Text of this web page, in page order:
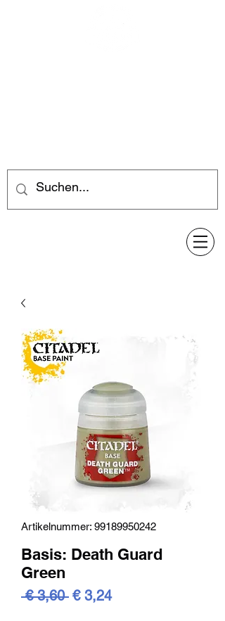
Artikelnummer: 99189950242
Basis: Death Guard
Green
€ 3,60 Standardpreis
€ 3,24Sale-